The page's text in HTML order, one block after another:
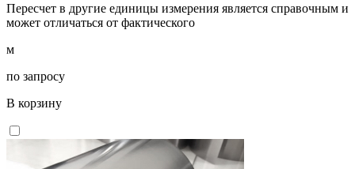
Пересчет в другие единицы измерения является справочным и
может отличаться от фактического
м
по запросу
В корзину